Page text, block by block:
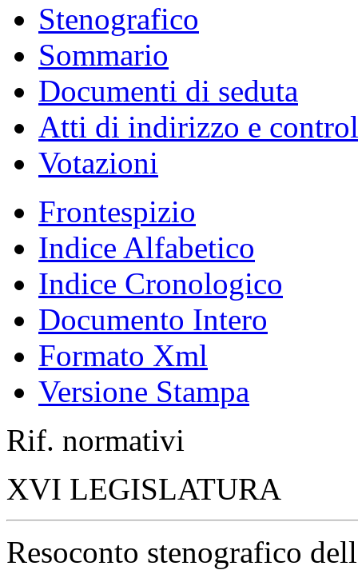
Stenografico
Sommario
Documenti di seduta
Atti di indirizzo e
Votazioni
Frontespizio
Indice Alfabetico
Indice Cronologico
Documento Intero
Formato Xml
Versione Stampa
Rif. normativi
XVI LEGISLATURA
Resoconto stenografico